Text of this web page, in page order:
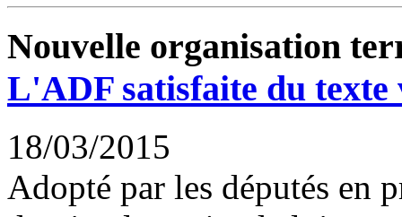
Nouvelle organisation
L'ADF satisfaite du texte
18/03/2015
Adopté par les députés en